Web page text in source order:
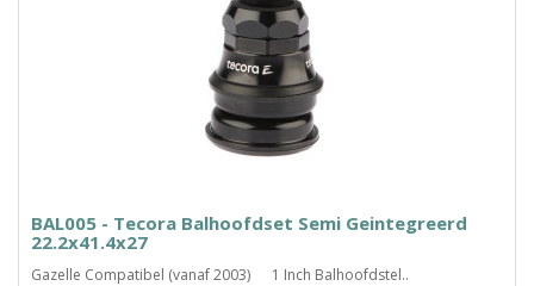
BAL005 - Tecora Balhoofdset Semi Geintegreerd
22.2x41.4x27
Gazelle Compatibel (vanaf 2003) 1 Inch Balhoofdstel..